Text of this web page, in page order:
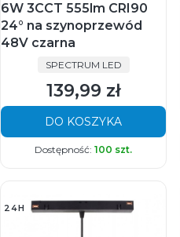
6W 3CCT 555lm CRI90
24° na szynoprzewód
48V czarna
PRODUCENT
SPECTRUM LED
Cena
139,99 zł
DO KOSZYKA
Dostępność:100 szt.
24H